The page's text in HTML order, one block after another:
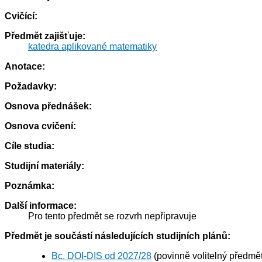
Cvičící:
Předmět zajišťuje:
katedra aplikované matematiky
Anotace:
Požadavky:
Osnova přednášek:
Osnova cvičení:
Cíle studia:
Studijní materiály:
Poznámka:
Další informace:
Pro tento předmět se rozvrh nepřipravuje
Předmět je součástí následujících studijních plánů:
Bc. DOI-DIS od 2027/28 (povinně volitelný